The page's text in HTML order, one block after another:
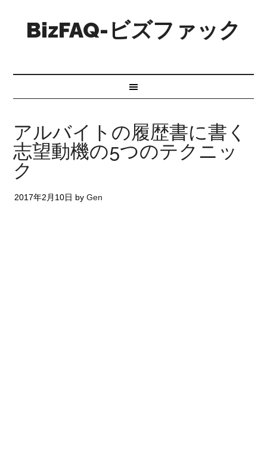
BizFAQ-ビズファック
アルバイトの履歴書に書く
志望動機の5つのテクニッ
ク
2017年2月10日 byGen